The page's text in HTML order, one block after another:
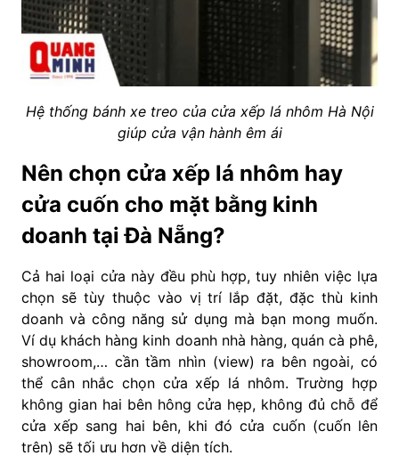
Hệ thống bánh xe treo của cửa xếp lá nhôm Hà Nội
giúp cửa vận hành êm ái
Nên chọn cửa xếp lá nhôm hay
cửa cuốn cho mặt bằng kinh
doanh tại Đà Nẵng?
Cả hai loại cửa này đều phù hợp, tuy nhiên việc lựa
chọn sẽ tùy thuộc vào vị trí lắp đặt, đặc thù kinh
doanh và công năng sử dụng mà bạn mong muốn.
Ví dụ khách hàng kinh doanh nhà hàng, quán cà phê,
showroom,… cần tầm nhìn (view) ra bên ngoài, có
thể cân nhắc chọn cửa xếp lá nhôm. Trường hợp
không gian hai bên hông cửa hẹp, không đủ chỗ để
cửa xếp sang hai bên, khi đó cửa cuốn (cuốn lên
trên) sẽ tối ưu hơn về diện tích.